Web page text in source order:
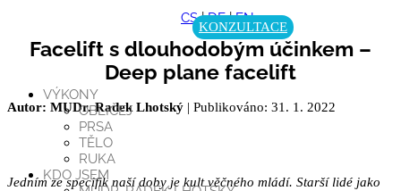
VÝKONY
OBLIČEJ
PRSA
TĚLO
RUKA
KDO JSEM
CS|DE|EN
Facelift s dlouhodobým účinkem –
Deep plane facelift
Autor: MUDr. Radek Lhotský | Publikováno: 31. 1. 2022
Jedním ze specifik naší doby je kult věčného mládí. Starší lidé jako
KONZULTACE